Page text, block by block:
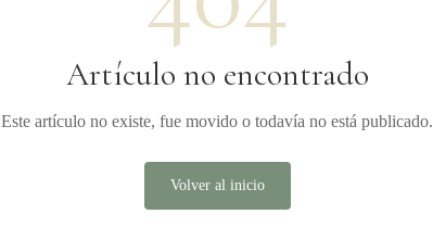
Artículo no encontrado
Este artículo no existe, fue movido o todavía no está publicado.
Volver al inicio